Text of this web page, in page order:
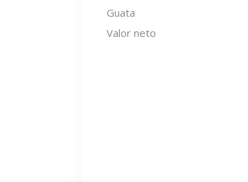
Guata
Valor neto